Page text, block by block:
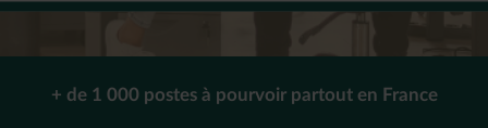
+ de 1 000 postes à pourvoir partout en France